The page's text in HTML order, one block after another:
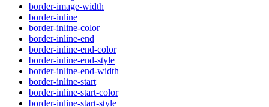
border-image-width
border-inline
border-inline-color
border-inline-end
border-inline-end-color
border-inline-end-style
border-inline-end-width
border-inline-start
border-inline-start-color
border-inline-start-style